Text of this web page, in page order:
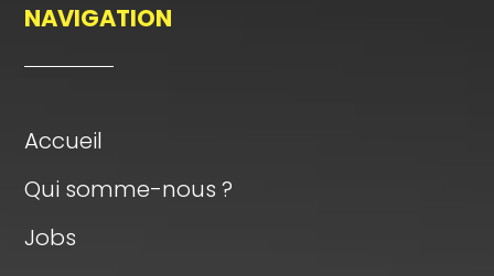
NAVIGATION
Accueil
Qui somme-nous ?
Jobs